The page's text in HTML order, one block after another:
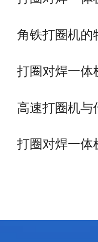
角铁打圈机的
打圈对焊一
高速打圈机与
打圈对焊一体